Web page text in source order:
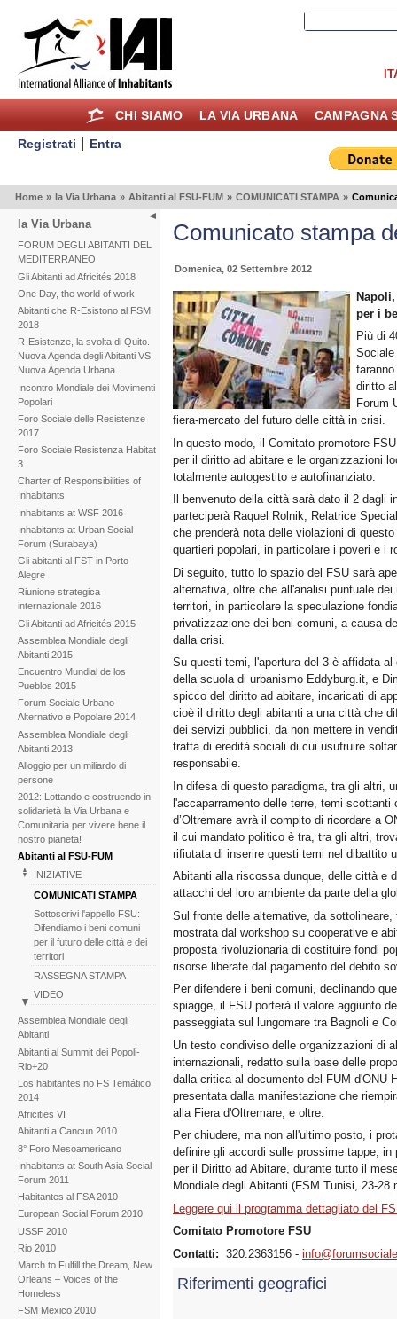
CHI SIAMO LA VIA URBANA CAMPAGNA
Registrati Entra
Home » la Via Urbana » Abitanti al FSU-FUM » COMUNICATI STAMPA »
la Via Urbana
FORUM DEGLI ABITANTI DEL
MEDITERRANEO
Gli Abitanti ad Africités 2018
One Day, the world of work
Abitanti che R-Esistono al FSM
2018
R-Esistenze, la svolta di Quito.
Nuova Agenda degli Abitanti VS
Nuova Agenda Urbana
Incontro Mondiale dei Movimenti
Popolari
Foro Sociale delle Resistenze
2017
Foro Sociale Resistenza Habitat
3
Charter of Responsibilities of
Inhabitants
Inhabitants at WSF 2016
Inhabitants at Urban Social
Forum (Surabaya)
Gli abitanti al FST in Porto
Alegre
Riunione strategica
internazionale 2016
Gli Abitanti ad Africités 2015
Assemblea Mondiale degli
Abitanti 2015
Encuentro Mundial de los
Pueblos 2015
Forum Sociale Urbano
Alternativo e Popolare 2014
Assemblea Mondiale degli
Abitanti 2013
Alloggio per un miliardo di
persone
2012: Lottando e costruendo in
solidarietà la Via Urbana e
Comunitaria per vivere bene il
nostro pianeta!
Abitanti al FSU-FUM
INIZIATIVE
COMUNICATI STAMPA
Sottoscrivi l'appello FSU:
Difendiamo i beni comuni
per il futuro delle città e dei
territori
RASSEGNA STAMPA
VIDEO
BACKGROUND
Gallerie di immagini
Notizie
Assemblea Mondiale degli
Abitanti
Abitanti al Summit dei Popoli-
Rio+20
Los habitantes no FS Temático
2014
Africities VI
Abitanti a Cancun 2010
8° Foro Mesoamericano
Inhabitants at South Asia Social
Forum 2011
Habitantes al FSA 2010
European Social Forum 2010
USSF 2010
Rio 2010
March to Fulfill the Dream, New
Orleans – Voices of the
Homeless
FSM Mexico 2010
Comunicato stampa
Domenica, 02 Settembre 2012
per i
Più di
Sociale
diritto
Forum
fiera-mercato del futuro delle città in crisi.
In questo modo, il Comitato promotore
per il diritto ad abitare e le organizzazioni
totalmente autogestito e autofinanziato.
Il benvenuto della città sarà dato il 2 dagli
parteciperà Raquel Rolnik, Relatrice
che prenderà nota delle violazioni di
quartieri popolari, in particolare i poveri e i
Di seguito, tutto lo spazio del FSU sarà
alternativa, oltre che all'analisi puntuale
territori, in particolare la speculazione
privatizzazione dei beni comuni, a causa
dalla crisi.
Su questi temi, l'apertura del 3 è affidata
della scuola di urbanismo Eddyburg.it, e
spicco del diritto ad abitare, incaricati di
cioè il diritto degli abitanti a una città che
dei servizi pubblici, da non mettere in
tratta di eredità sociali di cui usufruire
responsabile.
In difesa di questo paradigma, tra gli altri,
l'accaparramento delle terre, temi
d’Oltremare avrà il compito di ricordare a
il cui mandato politico è tra, tra gli altri,
rifiutata di inserire questi temi nel dibattito
Abitanti alla riscossa dunque, delle città e
attacchi del loro ambiente da parte della
Sul fronte delle alternative, da
mostrata dal workshop su cooperative e
proposta rivoluzionaria di costituire fondi
risorse liberate dal pagamento del debito
Per difendere i beni comuni, declinando
spiagge, il FSU porterà il valore aggiunto
passeggiata sul lungomare tra Bagnoli e
Un testo condiviso delle organizzazioni di
internazionali, redatto sulla base delle
dalla critica al documento del FUM
presentata dalla manifestazione che
alla Fiera d'Oltremare, e oltre.
Per chiudere, ma non all'ultimo posto, i
definire gli accordi sulle prossime tappe,
per il Diritto ad Abitare, durante tutto il
Mondiale degli Abitanti (FSM Tunisi, 23-28
Leggere qui il programma dettagliato del
Comitato Promotore FSU
Contatti: 320.2363156 -
Riferimenti geografici